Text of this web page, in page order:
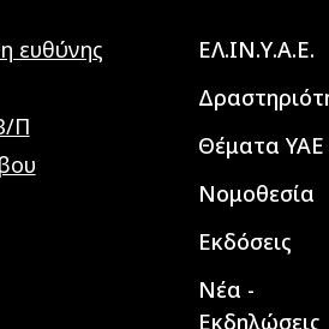
ευθύνης
Π
Main
ΕΛ.ΙΝ.Υ.Α.Ε.
Θέματα ΥΑΕ
Νομοθεσία
Εκδόσεις
Νέα -
Εκδηλώσεις